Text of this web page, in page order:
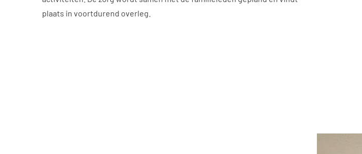
plaats in voortdurend overleg.